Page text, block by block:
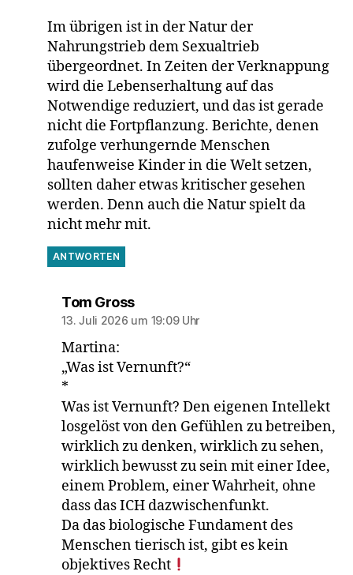
Im übrigen ist in der Natur der
Nahrungstrieb dem Sexualtrieb
übergeordnet. In Zeiten der Verknappung
wird die Lebenserhaltung auf das
Notwendige reduziert, und das ist gerade
nicht die Fortpflanzung. Berichte, denen
zufolge verhungernde Menschen
haufenweise Kinder in die Welt setzen,
sollten daher etwas kritischer gesehen
werden. Denn auch die Natur spielt da
nicht mehr mit.
ANTWORTEN
Tom Grosssagt:
13. Juli 2026 um 19:09 Uhr
Martina:
„Was ist Vernunft?“
*
Was ist Vernunft? Den eigenen Intellekt
losgelöst von den Gefühlen zu betreiben,
wirklich zu denken, wirklich zu sehen,
wirklich bewusst zu sein mit einer Idee,
einem Problem, einer Wahrheit, ohne
dass das ICH dazwischenfunkt.
Da das biologische Fundament des
Menschen tierisch ist, gibt es kein
objektives Recht